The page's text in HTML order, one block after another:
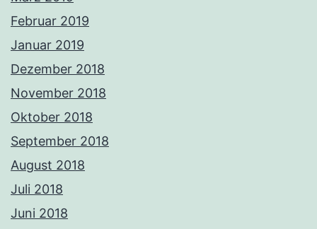
Februar 2019
Januar 2019
Dezember 2018
November 2018
Oktober 2018
September 2018
August 2018
Juli 2018
Juni 2018